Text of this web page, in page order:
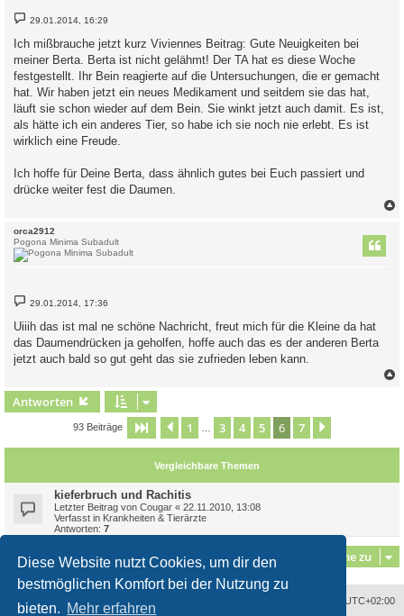
Diese Website nutzt Cookies, um dir den
bestmöglichen Komfort bei der Nutzung zu
bieten. Mehr erfahren
B
e
t
r
g
29.01.2014, 16:29
Ich mißbrauche jetzt kurz Viviennes Beitrag: Gute Neuigkeiten bei
meiner Berta. Berta ist nicht gelähmt! Der TA hat es diese Woche
festgestellt. Ihr Bein reagierte auf die Untersuchungen, die er gemacht
hat. Wir haben jetzt ein neues Medikament und seitdem sie das hat,
läuft sie schon wieder auf dem Bein. Sie winkt jetzt auch damit. Es ist,
als hätte ich ein anderes Tier, so habe ich sie noch nie erlebt. Es ist
wirklich eine Freude.
Ich hoffe für Deine Berta, dass ähnlich gutes bei Euch passiert und
drücke weiter fest die Daumen.
orca2912
Pogona Minima Subadult
B
e
i
t
r
g
29.01.2014, 17:36
Uiiih das ist mal ne schöne Nachricht, freut mich für die Kleine da hat
das Daumendrücken ja geholfen, hoffe auch das es der anderen Berta
jetzt auch bald so gut geht das sie zufrieden leben kann.
e
Antworten
93 Beiträge Seite von 7
Vorherige
1 3 4 5 6 7
Vergleichbare Themen
kieferbruch und Rachitis
Letzter Beitrag von Cougar « 22.11.2010, 13:08
Verfasst in Krankheiten & Tierärzte
Antworten: 7
Gehe zu
UTC+02:00